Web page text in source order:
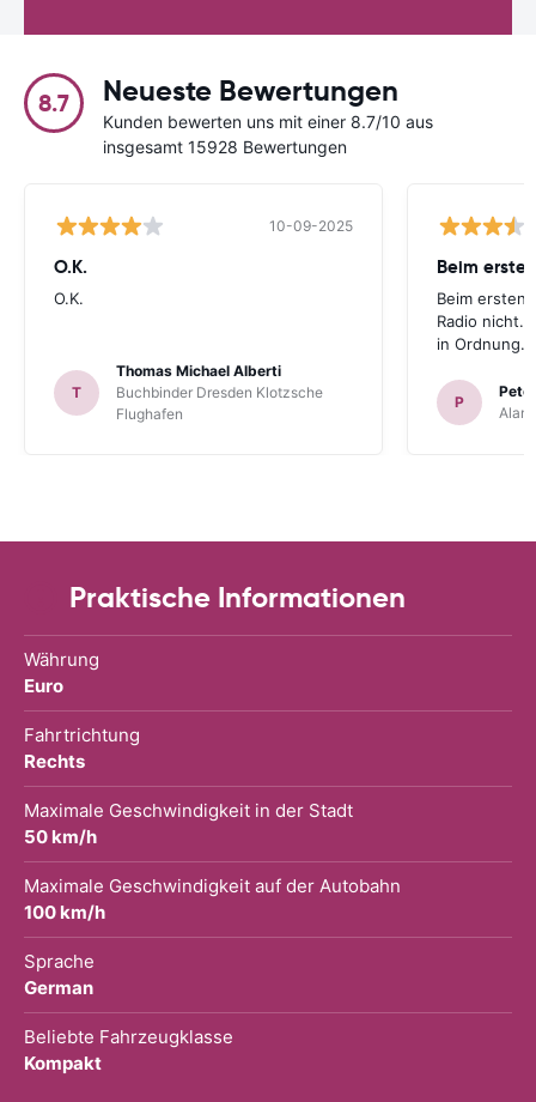
8.7 Neueste Bewertungen
Kunden bewerten uns mit einer 8.7/10 aus
insgesamt 15928 Bewertungen
10-09-2025
O.K.
O.K.
T
Thomas Michael Alberti
Buchbinder Dresden Klotzsche
Flughafen
Beim
Beim ersten
Radio nicht.
in Ordnung.
P
Praktische Informationen
Währung
Euro
Fahrtrichtung
Rechts
Maximale Geschwindigkeit in der Stadt
50 km/h
Maximale Geschwindigkeit auf der Autobahn
100 km/h
Sprache
German
Beliebte Fahrzeugklasse
Kompakt